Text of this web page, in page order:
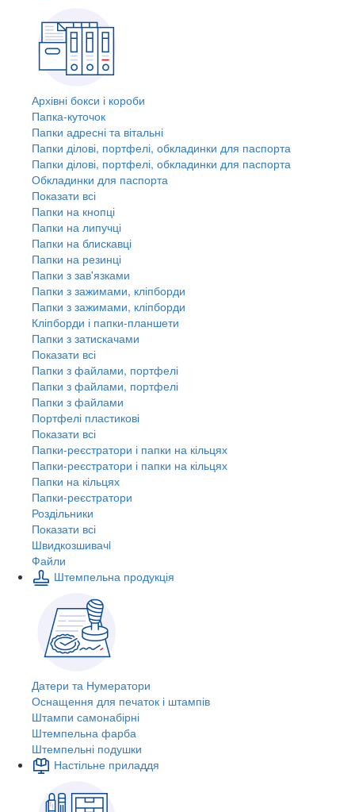
Архівні бокси і короби
Папка-куточок
Папки адресні та вітальні
Папки ділові, портфелі, обкладинки для паспорта
Папки ділові, портфелі, обкладинки для паспорта
Обкладинки для паспорта
Показати всі
Папки на кнопці
Папки на липучці
Папки на блискавці
Папки на резинці
Папки з зав'язками
Папки з зажимами, кліпборди
Папки з зажимами, кліпборди
Кліпборди і папки-планшети
Папки з затискачами
Показати всі
Папки з файлами, портфелі
Папки з файлами, портфелі
Папки з файлами
Портфелі пластикові
Показати всі
Папки-реєстратори і папки на кільцях
Папки-реєстратори і папки на кільцях
Папки на кільцях
Папки-реєстратори
Роздільники
Показати всі
Швидкозшивачi
Файли
Штемпельна продукція
Датери та Нумератори
Оснащення для печаток і штампів
Штампи самонабірні
Штемпельна фарба
Штемпельні подушки
Настільне приладдя